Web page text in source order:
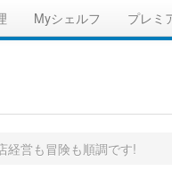
Myシェルフ プレミ
営も冒険も順調です!